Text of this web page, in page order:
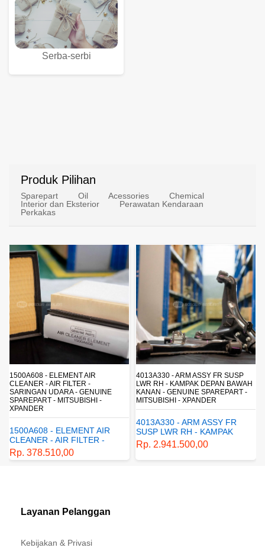
Serba-serbi
Produk Pilihan
Sparepart Oil Acessories
Chemical
Interior dan Eksterior
Perawatan Kendaraan
Perkakas
4013A330 - ARM ASSY FR SUSP
LWR RH - KAMPAK DEPAN BAWAH
KANAN - GENUINE SPAREPART -
MITSUBISHI - XPANDER
SUSP LWR RH - KAMPAK
DEPAN BAWAH KANAN -
GENUINE SPAREPART -
MITSUBISHI - XPANDER
Rp. 2.941.500,00
4162A413 - SHOCK ABSORBER RR
SUSP - SUSPENSI BELAKANG -
SHOCKBREAKER BELAKANG -
GENUINE SPAREPART -
MITSUBISHI - XPANDER
4162A413 - SHOCK
ABSORBER RR SUSP -
SUSPENSI BELAKANG -
SHOCKBREAKER BELAKANG
Rp. 1.198.800,00
Layanan Pelanggan
Kebijakan & Privasi